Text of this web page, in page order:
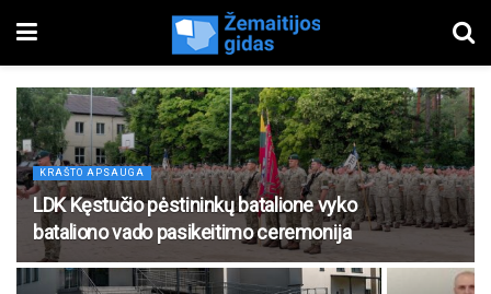
KRAŠTO APSAUGA
LDK Kęstučio pėstininkų batalione vyko
bataliono vado pasikeitimo ceremonija